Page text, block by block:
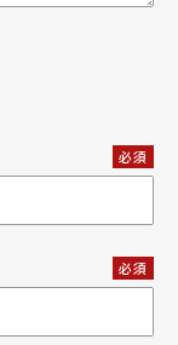
必須
必須